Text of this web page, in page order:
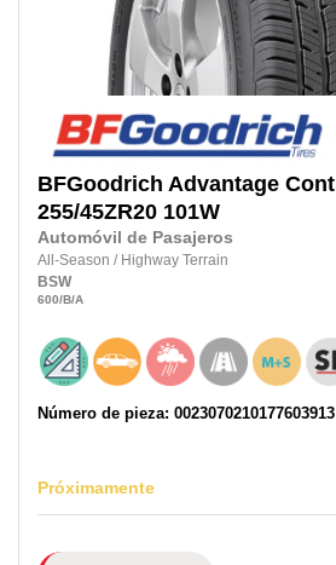
BFGoodrich Advantage
255/45ZR20 101W
Automóvil de Pasajeros
All-Season / Highway Terrain
BSW
600/B/A
Número de pieza: 0023070210177603913
Próximamente